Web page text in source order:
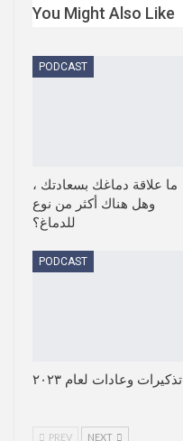
You Might Also Like
PODCAST
ما علاقة دماغك بسعادتك ،
وهل هناك أكثر من نوع
للدماغ؟
PODCAST
تذكيرات وعادات لعام ٢٠٢٣
PREV NEXT